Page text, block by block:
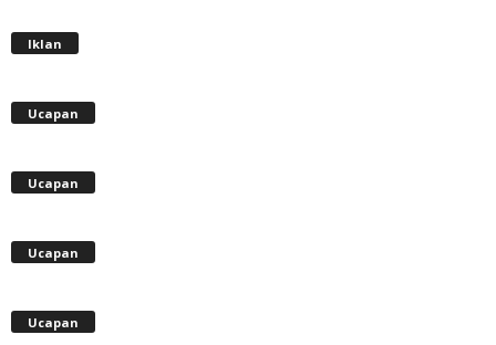
Iklan
Ucapan
Ucapan
Ucapan
Ucapan